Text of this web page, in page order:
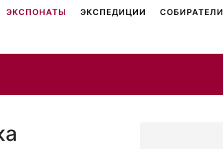
ЭКСПОНАТЫ ЭКСПЕДИЦИИ СОБИРАТЕЛИ